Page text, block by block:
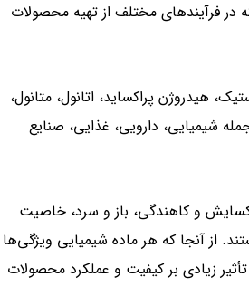
در فرآیندهای مختلف از تهیه محصولات
هیدروژن پراکساید، اتانول، متانول،
شیمیایی، دارویی، غذایی، صنایع
و کاهندگی، باز و سرد، خاصیت
از آنجا که هر ماده شیمیایی ویژگی‌ها
زیادی بر کیفیت و عملکرد محصولات